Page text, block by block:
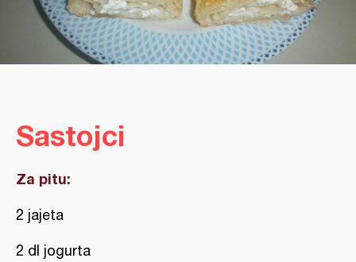
Sastojci
Za pitu:
2 jajeta
2 dl jogurta